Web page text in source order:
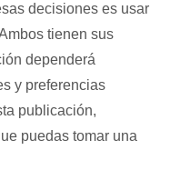
decisiones es usar
tienen sus
dependerá
y preferencias
publicación,
puedas tomar una